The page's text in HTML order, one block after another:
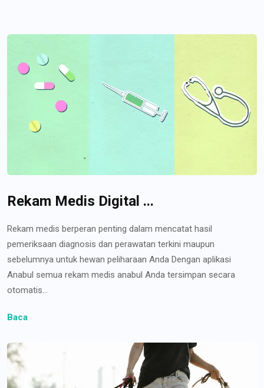
Rekam Medis Digital ...
Rekam medis berperan penting dalam mencatat hasil
pemeriksaan diagnosis dan perawatan terkini maupun
sebelumnya untuk hewan peliharaan Anda Dengan aplikasi
Anabul semua rekam medis anabul Anda tersimpan secara
otomatis...
Baca